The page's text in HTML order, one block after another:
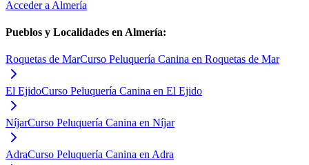
Acceder a Almería
Pueblos y Localidades en Almería:
Roquetas de MarCurso Peluquería Canina en Roquetas de Mar
El EjidoCurso Peluquería Canina en El Ejido
NíjarCurso Peluquería Canina en Níjar
AdraCurso Peluquería Canina en Adra